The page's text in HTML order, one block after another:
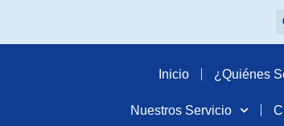
Inicio ¿Quiénes
Nuestros Servicio